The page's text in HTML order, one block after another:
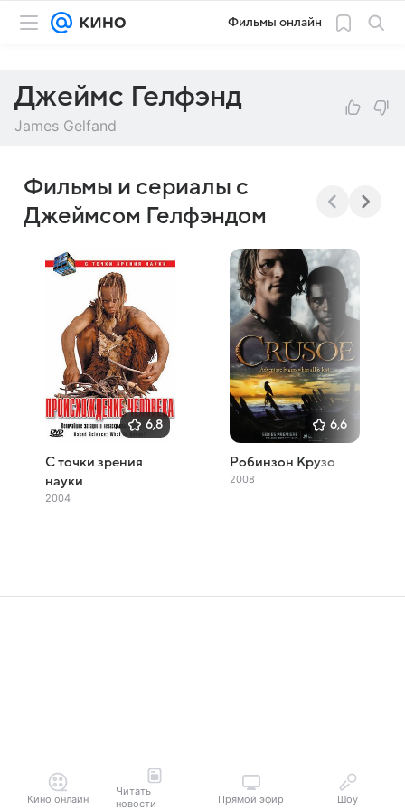
Фильмы онлайн
Джеймс Гелфэнд
James Gelfand
Фильмы и сериалы с
Джеймсом Гелфэндом
6,8
С точки зрения
науки
2004
6,6
Робинзон Крузо
2008
Кино онлайн
Читать
новости
Прямой эфир Шоу